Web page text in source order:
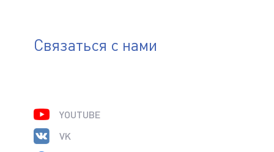
Связаться с нами
YOUTUBE
VK